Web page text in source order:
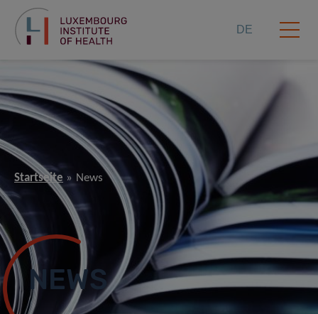
DE
Startseite News
NEWS